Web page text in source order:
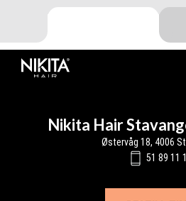
primary
navigation
main
content
footer
Nikita Hair
Østervåg 18, 4006
51 89 11